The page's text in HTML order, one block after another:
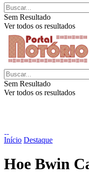
Sem Resultado
Ver todos os resultados
Sem Resultado
Ver todos os resultados
Início Destaque
Hoe Bwin